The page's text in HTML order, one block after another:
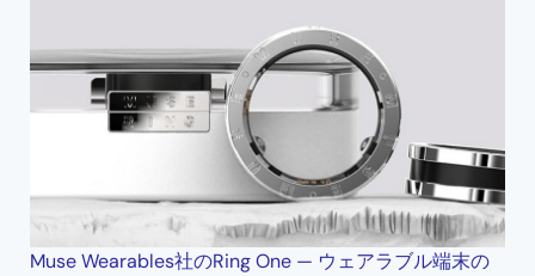
Muse Wearables社のRing One — ウェアラブル端末の